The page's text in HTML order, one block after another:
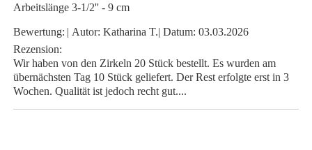
Arbeitslänge 3-1/2'' - 9 cm
Bewertung: | Autor: Katharina T.| Datum: 03.03.2026
Rezension:
Wir haben von den Zirkeln 20 Stück bestellt. Es wurden am
übernächsten Tag 10 Stück geliefert. Der Rest erfolgte erst in 3
Wochen. Qualität ist jedoch recht gut....